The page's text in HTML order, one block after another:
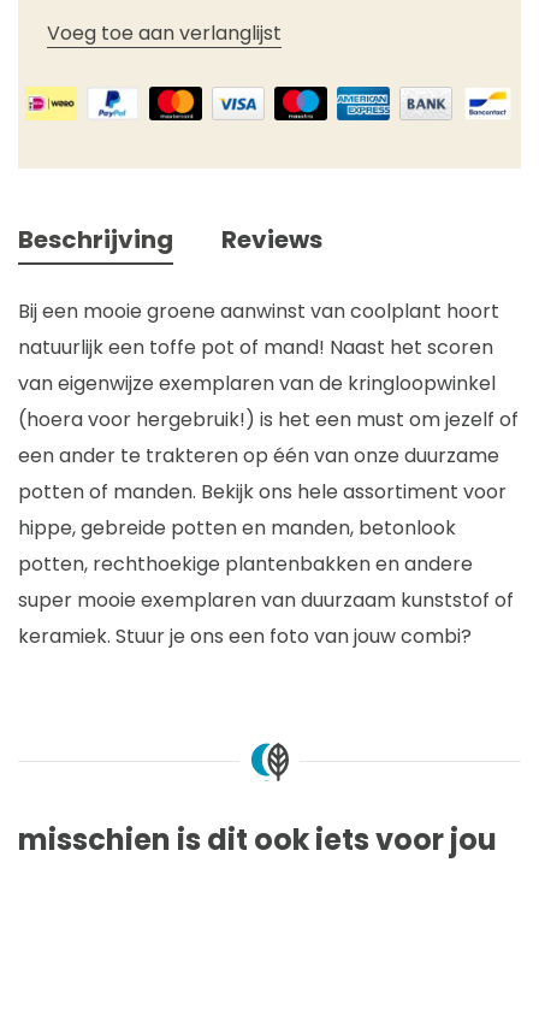
Voeg toe aan verlanglijst
Beschrijving Reviews
Bij een mooie groene aanwinst van coolplant hoort
natuurlijk een toffe pot of mand! Naast het scoren
van eigenwijze exemplaren van de kringloopwinkel
(hoera voor hergebruik!) is het een must om jezelf of
een ander te trakteren op één van onze duurzame
potten of manden. Bekijk ons hele assortiment voor
hippe, gebreide potten en manden, betonlook
potten, rechthoekige plantenbakken en andere
super mooie exemplaren van duurzaam kunststof of
keramiek. Stuur je ons een foto van jouw combi?
misschien is dit ook iets voor jou